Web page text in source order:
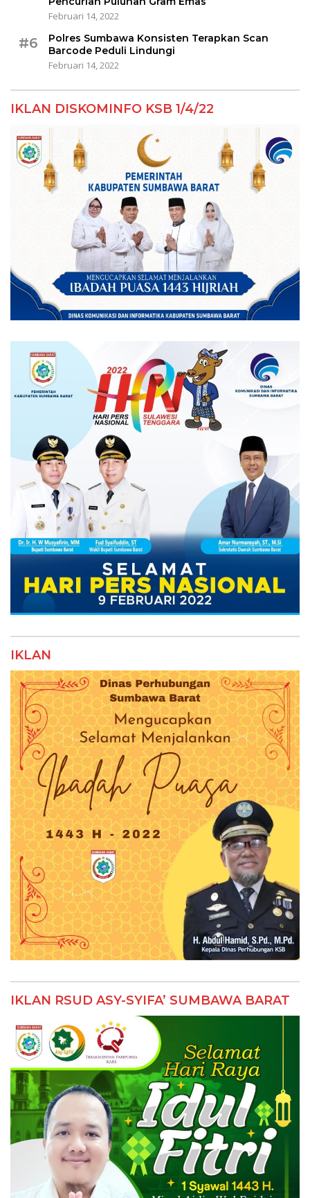
Februari 14, 2022
#6
Polres Sumbawa Konsisten Terapkan Scan
Barcode Peduli Lindungi
Februari 14, 2022
IKLAN DISKOMINFO KSB 1/4/22
IKLAN
IKLAN RSUD ASY-SYIFA’ SUMBAWA BARAT